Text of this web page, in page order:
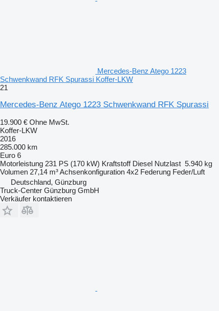
Mercedes-Benz Atego 1223
Schwenkwand RFK Spurassi Koffer-LKW
21
Mercedes-Benz Atego 1223 Schwenkwand RFK Spurassi
19.900 € Ohne MwSt.
Koffer-LKW
2016
285.000 km
Euro 6
Motorleistung 231 PS (170 kW) Kraftstoff Diesel Nutzlast 5.940 kg
Volumen 27,14 m³Achsenkonfiguration 4x2 Federung Feder/Luft
Deutschland, Günzburg
Truck-Center Günzburg GmbH
Verkäufer kontaktieren